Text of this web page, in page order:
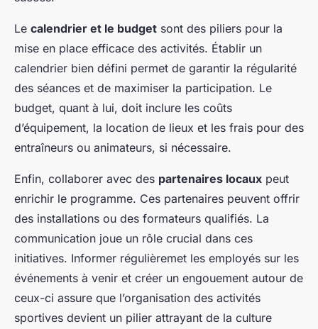
Le calendrier et le budget sont des piliers pour la
mise en place efficace des activités. Établir un
calendrier bien défini permet de garantir la régularité
des séances et de maximiser la participation. Le
budget, quant à lui, doit inclure les coûts
d’équipement, la location de lieux et les frais pour des
entraîneurs ou animateurs, si nécessaire.
Enfin, collaborer avec des partenaires locaux peut
enrichir le programme. Ces partenaires peuvent offrir
des installations ou des formateurs qualifiés. La
communication joue un rôle crucial dans ces
initiatives. Informer régulièremet les employés sur les
événements à venir et créer un engouement autour de
ceux-ci assure que l’organisation des activités
sportives devient un pilier attrayant de la culture